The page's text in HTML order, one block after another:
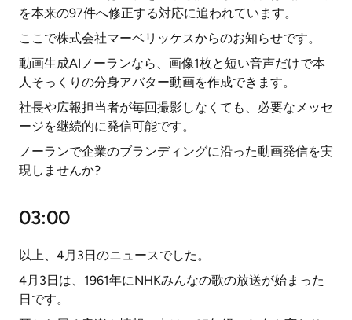
を本来の97件へ修正する対応に追われています。
ここで株式会社マーベリッケスからのお知らせです。
動画生成AIノーランなら、画像1枚と短い音声だけで本
人そっくりの分身アバター動画を作成できます。
社長や広報担当者が毎回撮影しなくても、必要なメッセ
ージを継続的に発信可能です。
ノーランで企業のブランディングに沿った動画発信を実
現しませんか?
03:00
以上、4月3日のニュースでした。
4月3日は、1961年にNHKみんなの歌の放送が始まった
日です。